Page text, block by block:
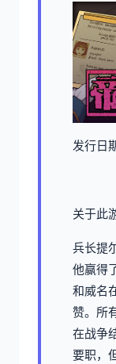
发行日
关于此
兵长提
他赢得
和威名
赞。所
在战争
要职，